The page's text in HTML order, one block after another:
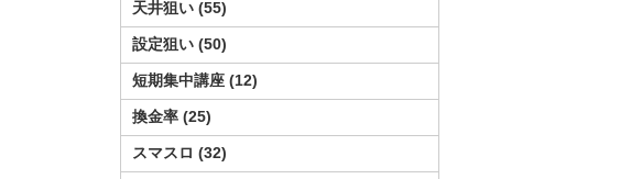
天井狙い 55
設定狙い 50
短期集中講座 12
換金率 25
スマスロ 32